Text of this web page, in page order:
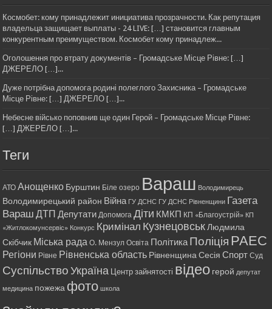
Космобет: кому принадлежит инициатива прозрачности. Как репутация
владельца защищает выплаты - 24 LIVE: […] становится главным
конкурентным преимуществом. Космобет кому принадлеж...
Оголошення про втрату документів – Громадське Місце Рівне: […]
ДЖЕРЕЛО […]...
Дуже потрібна допомога родині полеглого Захисника – Громадське
Місце Рівне: […] ДЖЕРЕЛО […]...
Небесне військо поповнив ще один Герой – Громадське Місце Рівне:
[…] ДЖЕРЕЛО […]...
Теги
АТО Анощенко Бурштин Біле озеро Вараш Володимирець
Володимирецький район Війна ГУ ДСНС ГУ ДСНС Рівненщини Газета
Вараш ДТП Депутати Допомога Діти КМКП КП «Благоустрій» КП
«Житлокомунсервіс» Конкурс Кримінал Кузнецовськ Людмила
Скібчик Міська рада О. Мензул Освіта ПолітикаПоліція РАЕС
Регіони Рівне Рівненська область Рівненщина Сесія Спорт Суд
Суспільство Україна Центр зайнятості відео герой депутат
медицина пожежа фото школа